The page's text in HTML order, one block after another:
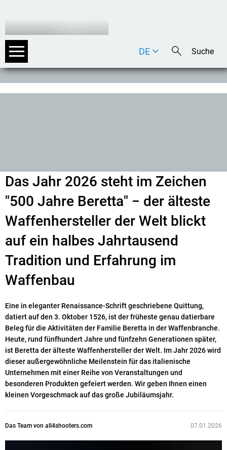
DE
EN
Das Jahr 2026 steht im Zeichen
"500 Jahre Beretta" − der älteste
Waffenhersteller der Welt blickt
auf ein halbes Jahrtausend
Tradition und Erfahrung im
Waffenbau
Eine in eleganter Renaissance-Schrift geschriebene Quittung,
datiert auf den 3. Oktober 1526, ist der früheste genau datierbare
Beleg für die Aktivitäten der Familie Beretta in der Waffenbranche.
Heute, rund fünfhundert Jahre und fünfzehn Generationen später,
ist Beretta der älteste Waffenhersteller der Welt. Im Jahr 2026 wird
dieser außergewöhnliche Meilenstein für das italienische
Unternehmen mit einer Reihe von Veranstaltungen und
besonderen Produkten gefeiert werden. Wir geben Ihnen einen
kleinen Vorgeschmack auf das große Jubiläumsjahr.
Das Team von all4shooters.com 07.01.2026